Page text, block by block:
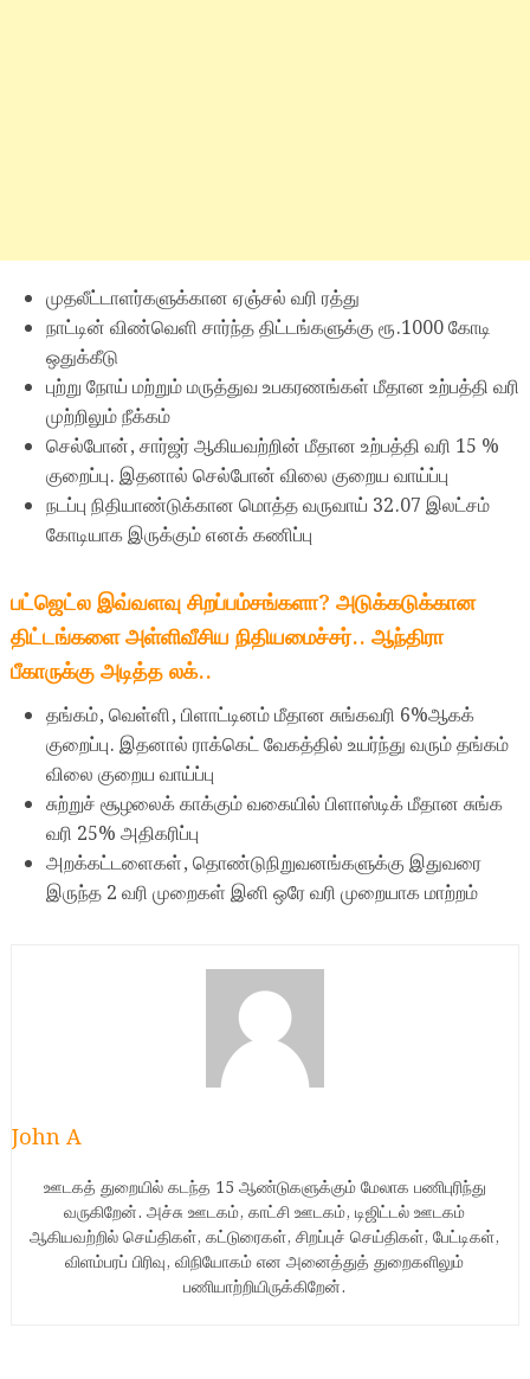
முதலீட்டாளர்களுக்கான ஏஞ்சல் வரி ரத்து
நாட்டின் விண்வெளி சார்ந்த திட்டங்களுக்கு ரூ.1000 கோடி
ஒதுக்கீடு
புற்று நோய் மற்றும் மருத்துவ உபகரணங்கள் மீதான உற்பத்தி வரி
முற்றிலும் நீக்கம்
செல்போன், சார்ஜர் ஆகியவற்றின் மீதான உற்பத்தி வரி 15 %
குறைப்பு. இதனால் செல்போன் விலை குறைய வாய்ப்பு
நடப்பு நிதியாண்டுக்கான மொத்த வருவாய் 32.07 இலட்சம்
கோடியாக இருக்கும் எனக் கணிப்பு
பட்ஜெட்ல இவ்வளவு சிறப்பம்சங்களா? அடுக்கடுக்கான
திட்டங்களை அள்ளிவீசிய நிதியமைச்சர்.. ஆந்திரா
பீகாருக்கு அடித்த லக்..
தங்கம், வெள்ளி, பிளாட்டினம் மீதான சுங்கவரி 6%ஆகக்
குறைப்பு. இதனால் ராக்கெட் வேகத்தில் உயர்ந்து வரும் தங்கம்
விலை குறைய வாய்ப்பு
சுற்றுச் சூழலைக் காக்கும் வகையில் பிளாஸ்டிக் மீதான சுங்க
வரி 25% அதிகரிப்பு
அறக்கட்டளைகள், தொண்டுநிறுவனங்களுக்கு இதுவரை
இருந்த 2 வரி முறைகள் இனி ஒரே வரி முறையாக மாற்றம்
John A
ஊடகத் துறையில் கடந்த 15 ஆண்டுகளுக்கும் மேலாக பணிபுரிந்து
வருகிறேன். அச்சு ஊடகம், காட்சி ஊடகம், டிஜிட்டல் ஊடகம்
ஆகியவற்றில் செய்திகள், கட்டுரைகள், சிறப்புச் செய்திகள், பேட்டிகள்,
விளம்பரப் பிரிவு, விநியோகம் என அனைத்துத் துறைகளிலும்
பணியாற்றியிருக்கிறேன்.